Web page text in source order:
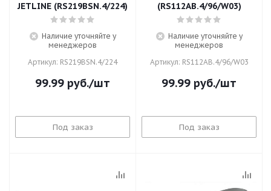
JETLINE (RS219BSN.4/224)
Наличие уточняйте у
менеджеров
Артикул: RS219BSN.4/224
99.99 руб./шт
Под заказ
(RS112AB.4/96/W03)
Наличие уточняйте у
менеджеров
Артикул: RS112AB.4/96/W03
99.99 руб./шт
Под заказ